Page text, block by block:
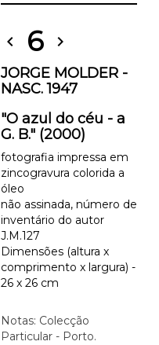
chevron_left 6 chevron_right
JORGE MOLDER -
NASC. 1947
"O azul do céu - a
G. B." (2000)
fotografia impressa em
zincogravura colorida a
óleo
não assinada, número de
inventário do autor
J.M.127
Dimensões (altura x
comprimento x largura) -
26 x 26 cm
Notas: Colecção
Particular - Porto.